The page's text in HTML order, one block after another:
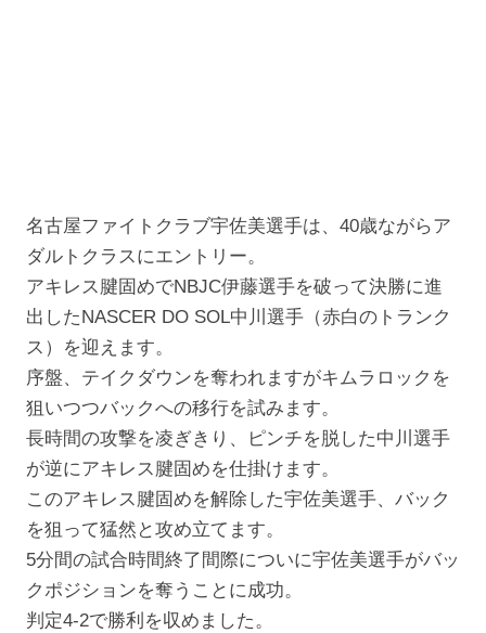
名古屋ファイトクラブ宇佐美選手は、40歳ながらア
ダルトクラスにエントリー。
アキレス腱固めでNBJC伊藤選手を破って決勝に進
出したNASCER DO SOL中川選手（赤白のトランク
ス）を迎えます。
序盤、テイクダウンを奪われますがキムラロックを
狙いつつバックへの移行を試みます。
長時間の攻撃を凌ぎきり、ピンチを脱した中川選手
が逆にアキレス腱固めを仕掛けます。
このアキレス腱固めを解除した宇佐美選手、バック
を狙って猛然と攻め立てます。
5分間の試合時間終了間際についに宇佐美選手がバッ
クポジションを奪うことに成功。
判定4-2で勝利を収めました。